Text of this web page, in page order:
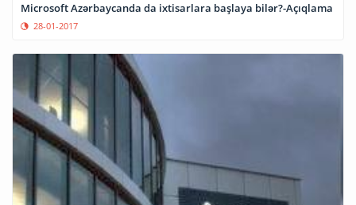
Microsoft Azərbaycanda da ixtisarlara başlaya bilər?-Açıqlama
28-01-2017